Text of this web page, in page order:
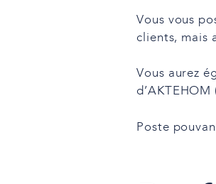
Vous vous
clients, mais
Vous aurez
Poste